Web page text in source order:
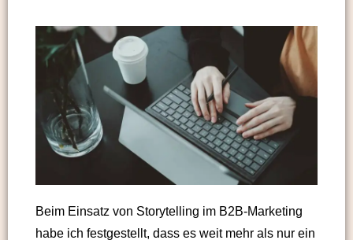
Beim Einsatz von Storytelling im B2B-Marketing
habe ich festgestellt, dass es weit mehr als nur ein